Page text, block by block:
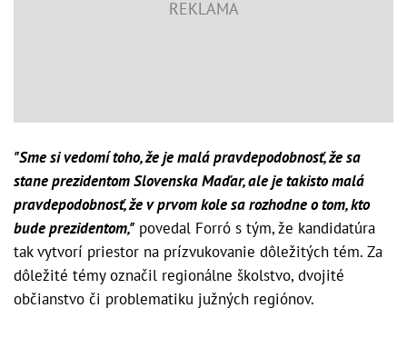
"Sme si vedomí toho, že je malá pravdepodobnosť, že sa
stane prezidentom Slovenska Maďar, ale je takisto malá
pravdepodobnosť, že v prvom kole sa rozhodne o tom, kto
bude prezidentom," povedal Forró s tým, že kandidatúra
tak vytvorí priestor na prízvukovanie dôležitých tém. Za
dôležité témy označil regionálne školstvo, dvojité
občianstvo či problematiku južných regiónov.